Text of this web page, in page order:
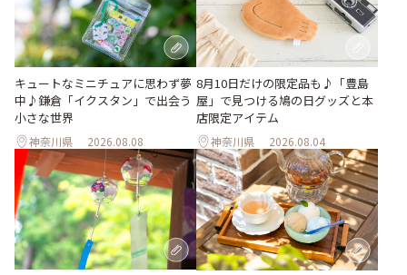
キュートなミニチュアに思わず夢
中♪鎌倉「イクスタン」で出会う
小さな世界
神奈川県 2026.08.08
8月10日だけの限定品も♪「豊島
屋」で見つける鳩の日グッズと本
店限定アイテム
神奈川県 2026.08.04